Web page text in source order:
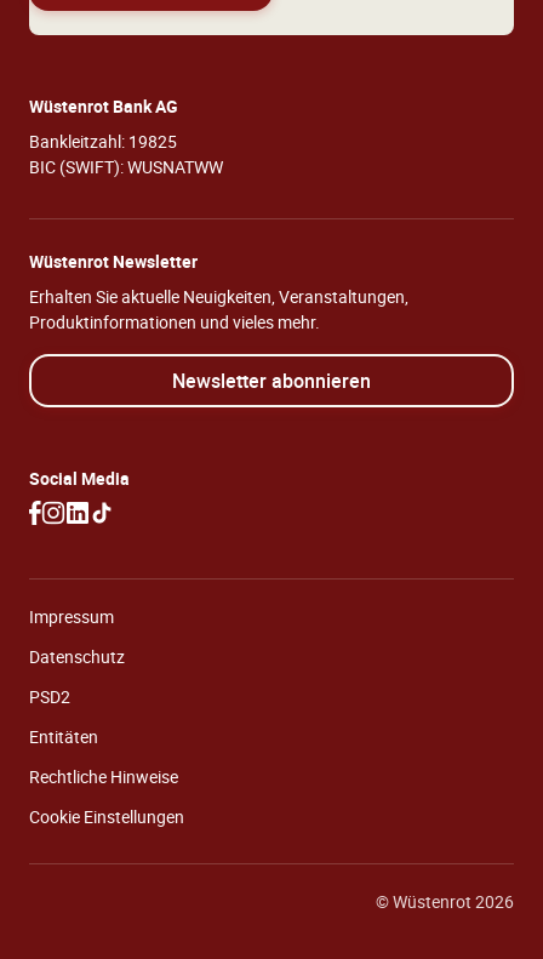
Wüstenrot Bank AG
Bankleitzahl: 19825
BIC (SWIFT): WUSNATWW
Wüstenrot Newsletter
Erhalten Sie aktuelle Neuigkeiten, Veranstaltungen,
Produktinformationen und vieles mehr.
Newsletter abonnieren
Social Media
Impressum
Datenschutz
PSD2
Entitäten
Rechtliche Hinweise
Cookie Einstellungen
© Wüstenrot 2026